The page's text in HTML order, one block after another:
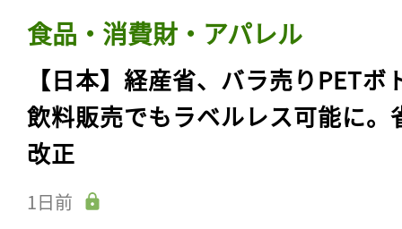
食品・消費財・アパレル
【日本】経産省、バラ売りPETボ
飲料販売でもラベルレス可能に。
改正
1日前